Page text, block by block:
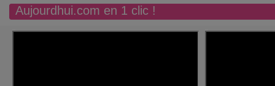
Aujourdhui.com en 1 clic !